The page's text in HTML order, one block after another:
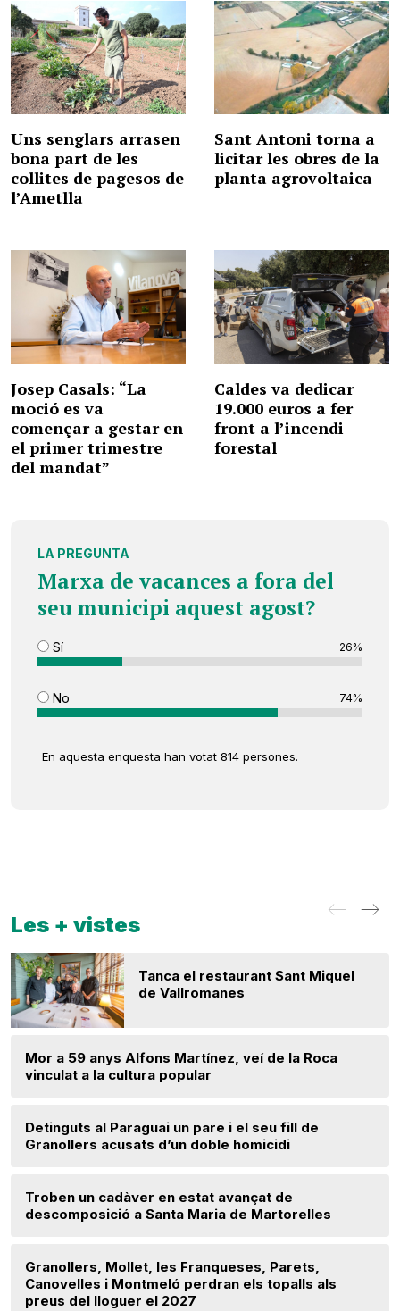
Uns senglars arrasen
bona part de les
collites de pagesos de
l’Ametlla
Sant Antoni torna a
licitar les obres de la
planta agrovoltaica
Josep Casals: “La
moció es va
començar a gestar en
el primer trimestre
del mandat”
Caldes va dedicar
19.000 euros a fer
front a l’incendi
forestal
LA PREGUNTA
Marxa de vacances a fora del
seu municipi aquest agost?
Sí 26%
No 74%
En aquesta enquesta han votat 814 persones.
Les + vistes
Tanca el restaurant Sant Miquel
de Vallromanes
Mor a 59 anys Alfons Martínez, veí de la Roca
vinculat a la cultura popular
Detinguts al Paraguai un pare i el seu fill de
Granollers acusats d’un doble homicidi
Troben un cadàver en estat avançat de
descomposició a Santa Maria de Martorelles
Granollers, Mollet, les Franqueses, Parets,
Canovelles i Montmeló perdran els topalls als
preus del lloguer el 2027